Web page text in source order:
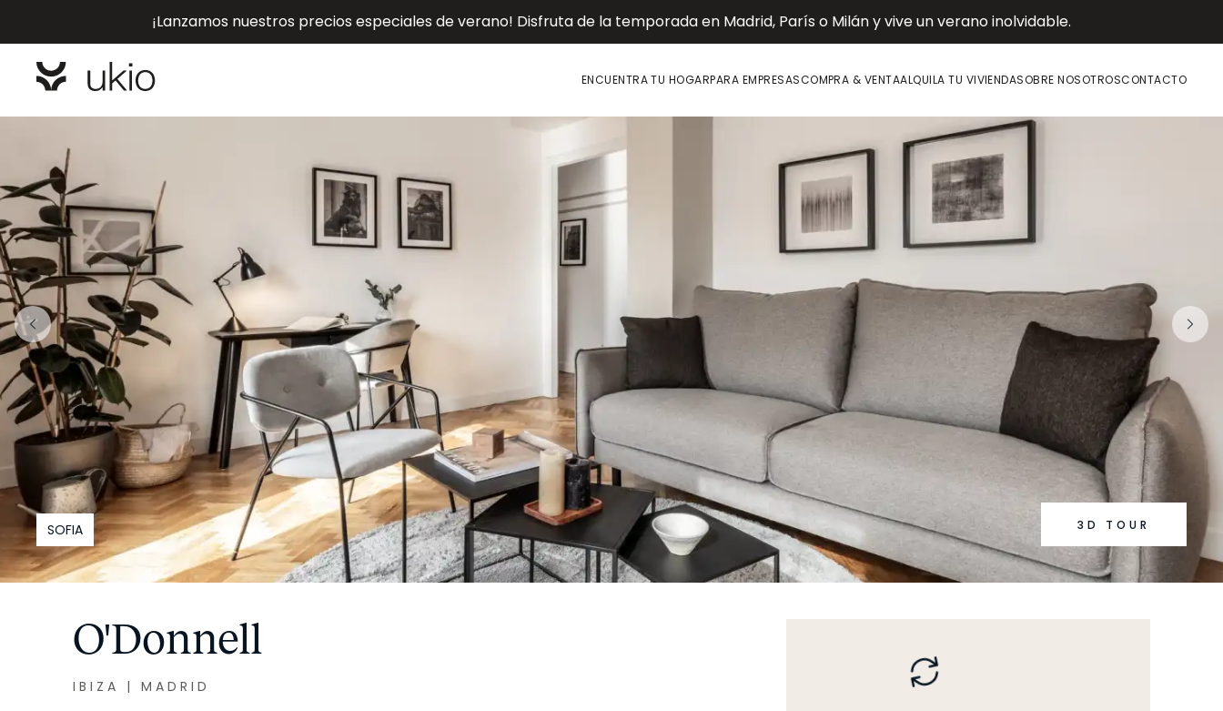
¡Lanzamos nuestros precios especiales de verano! Disfruta de la temporada en Madrid, París o Milán y vive un verano inolvidable.
ENCUENTRA TU HOGARPARA EMPRESASCOMPRA & VENTAALQUILA TU VIVIENDASOBRE NOSOTROSCONTACTO
SOFIA 3D TOUR
O'Donnell
IBIZA | MADRID